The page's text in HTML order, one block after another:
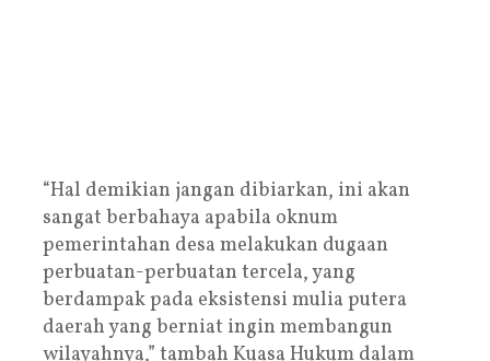
“Hal demikian jangan dibiarkan, ini akan
sangat berbahaya apabila oknum
pemerintahan desa melakukan dugaan
perbuatan-perbuatan tercela, yang
berdampak pada eksistensi mulia putera
daerah yang berniat ingin membangun
wilayahnya,” tambah Kuasa Hukum dalam